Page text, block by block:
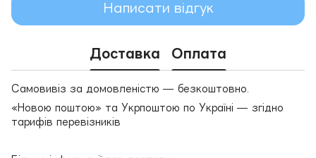
Написати відгук
Доставка Оплата
Самовивіз за домовленістю — безкоштовно.
«Новою поштою» та Укрпоштою по Україні — згідно
тарифів перевізників